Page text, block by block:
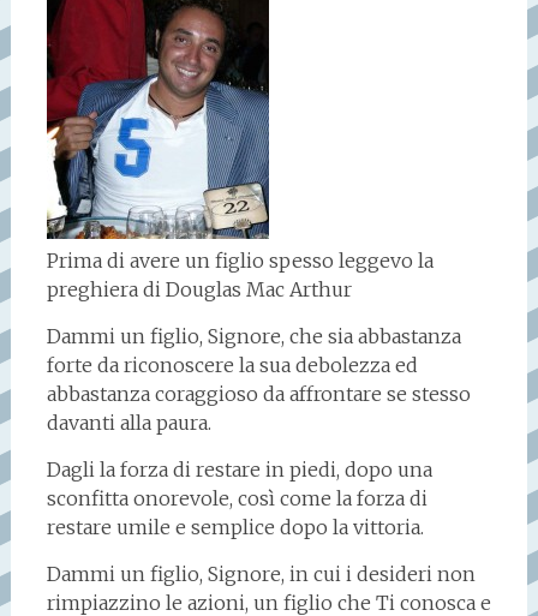
Prima di avere un figlio spesso leggevo la
preghiera di Douglas Mac Arthur
Dammi un figlio, Signore, che sia abbastanza
forte da riconoscere la sua debolezza ed
abbastanza coraggioso da affrontare se stesso
davanti alla paura.
Dagli la forza di restare in piedi, dopo una
sconfitta onorevole, così come la forza di
restare umile e semplice dopo la vittoria.
Dammi un figlio, Signore, in cui i desideri non
rimpiazzino le azioni, un figlio che Ti conosca e